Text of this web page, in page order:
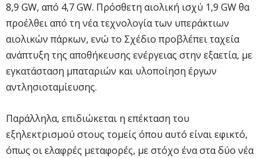
8,9 GW, από 4,7 GW. Πρόσθετη αιολική ισχύ 1,9 GW θα
προέλθει από τη νέα τεχνολογία των υπεράκτιων
αιολικών πάρκων, ενώ το Σχέδιο προβλέπει ταχεία
ανάπτυξη της αποθήκευσης ενέργειας στην εξαετία, με
εγκατάσταση μπαταριών και υλοποίηση έργων
αντλησιοταμίευσης.
Παράλληλα, επιδιώκεται η επέκταση του
εξηλεκτρισμού στους τομείς όπου αυτό είναι εφικτό,
όπως οι ελαφρές μεταφορές, με στόχο ένα στα δύο νέα